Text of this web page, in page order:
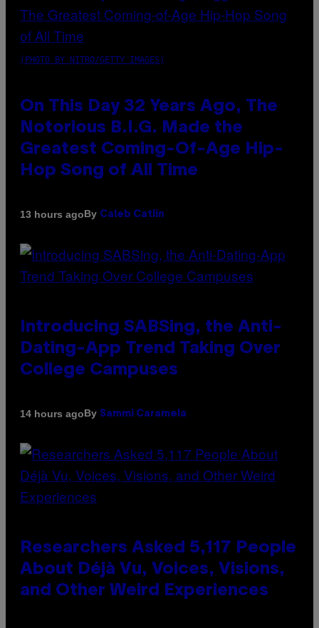
(PHOTO BY NITRO/GETTY IMAGES)
On This Day 32 Years Ago, The
Notorious B.I.G. Made the
Greatest Coming-Of-Age Hip-
Hop Song of All Time
13 hours agoBy Caleb Catlin
Introducing SABSing, the Anti-
Dating-App Trend Taking Over
College Campuses
14 hours agoBy Sammi Caramela
Researchers Asked 5,117 People
About Déjà Vu, Voices, Visions,
and Other Weird Experiences